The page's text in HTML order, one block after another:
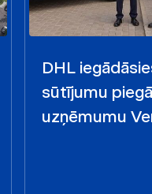
DHL
sūtījumu
uzņēmumu